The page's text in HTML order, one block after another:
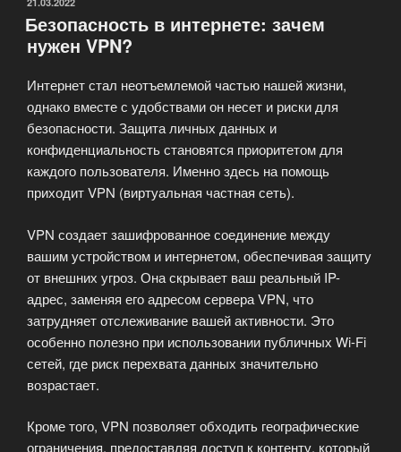
сервиса?»
Безопасность в интернете: зачем
нужен VPN?
Интернет стал неотъемлемой частью нашей жизни,
однако вместе с удобствами он несет и риски для
безопасности. Защита личных данных и
конфиденциальность становятся приоритетом для
каждого пользователя. Именно здесь на помощь
приходит VPN (виртуальная частная сеть).
VPN создает зашифрованное соединение между
вашим устройством и интернетом, обеспечивая защиту
от внешних угроз. Она скрывает ваш реальный IP-
адрес, заменяя его адресом сервера VPN, что
затрудняет отслеживание вашей активности. Это
особенно полезно при использовании публичных Wi-Fi
сетей, где риск перехвата данных значительно
возрастает.
Кроме того, VPN позволяет обходить географические
ограничения, предоставляя доступ к контенту, который